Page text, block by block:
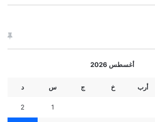
أغسطس 2026
أرب خ ج س د
1
2